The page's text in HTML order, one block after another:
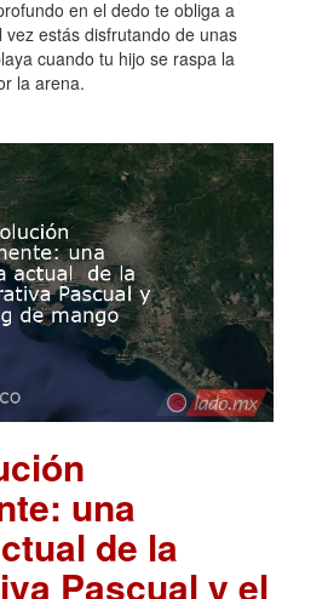
en el dedo te obliga a
estás disfrutando de unas
cuando tu hijo se raspa la
la arena.
una
de la
Pascual y el